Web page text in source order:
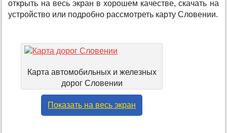
открыть на весь экран в хорошем качестве, скачать на
устройство или подробно рассмотреть карту Словении.
Карта автомобильных и железных
дорог Словении
Показать на весь экран